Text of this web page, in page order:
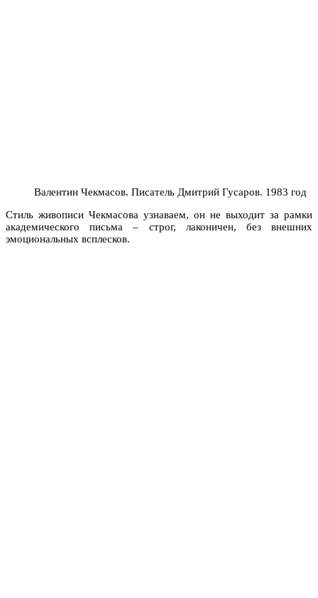
Валентин Чекмасов. Писатель Дмитрий Гусаров. 1983 год
Стиль живописи Чекмасова узнаваем, он не выходит за рамки
академического письма – строг, лаконичен, без внешних
эмоциональных всплесков.